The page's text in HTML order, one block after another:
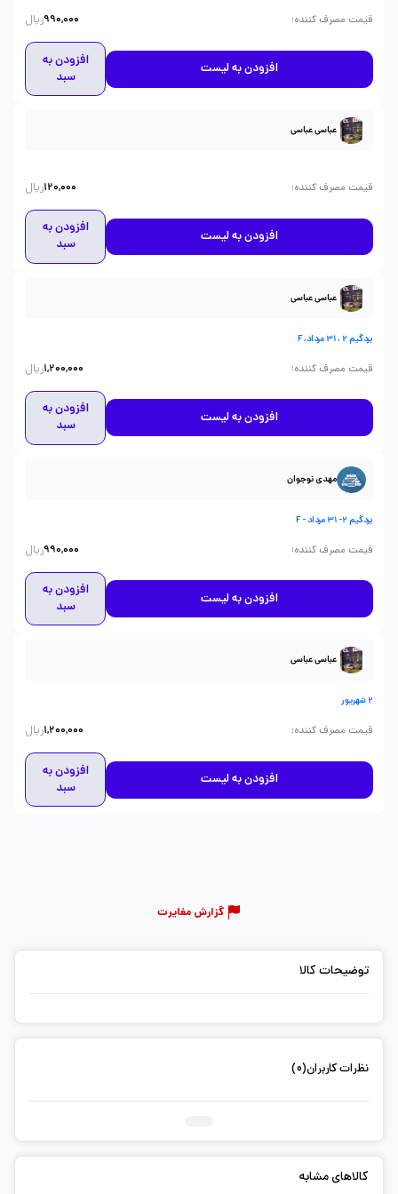
قیمت مصرف کننده:
990,000ریال
افزودن به لیست
افزودن به
سبد
عباسی عباسی
قیمت مصرف کننده:
120,000ریال
افزودن به لیست
افزودن به
سبد
عباسی عباسی
بردگیم 2 ، 31 مرداد، F
قیمت مصرف کننده:
1,200,000ریال
افزودن به لیست
افزودن به
سبد
مهدی نوجوان
بردگیم 2- 31 مرداد - F
قیمت مصرف کننده:
990,000ریال
افزودن به لیست
افزودن به
سبد
عباسی عباسی
2 شهریور
قیمت مصرف کننده:
1,200,000ریال
افزودن به لیست
افزودن به
سبد
گزارش مغایرت
توضیحات کالا
نظرات کاربران(0)
کالاهای مشابه